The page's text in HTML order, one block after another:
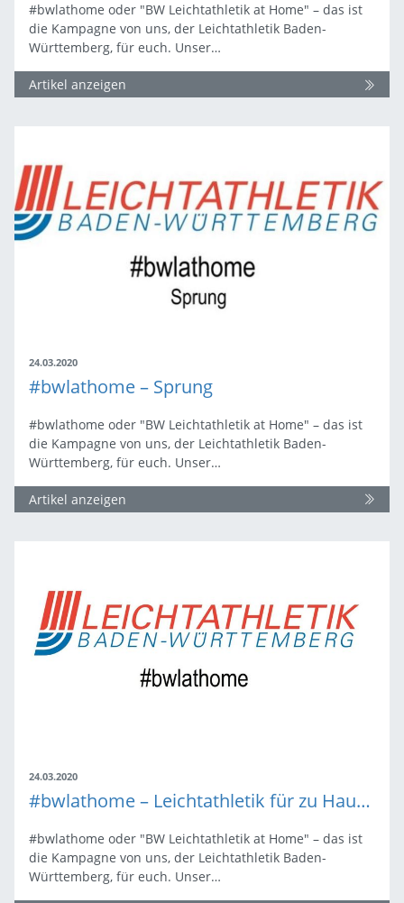
#bwlathome oder "BW Leichtathletik at Home" – das ist
die Kampagne von uns, der Leichtathletik Baden-
Württemberg, für euch. Unser…
Artikel anzeigen
24.03.2020
#bwlathome – Sprung
#bwlathome oder "BW Leichtathletik at Home" – das ist
die Kampagne von uns, der Leichtathletik Baden-
Württemberg, für euch. Unser…
Artikel anzeigen
24.03.2020
#bwlathome – Leichtathletik für zu Hause, von uns für euch!
#bwlathome oder "BW Leichtathletik at Home" – das ist
die Kampagne von uns, der Leichtathletik Baden-
Württemberg, für euch. Unser…